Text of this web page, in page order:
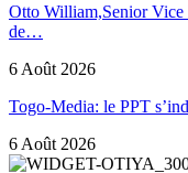
Otto William,Senior Vice
de…
6 Août 2026
Togo-Media: le PPT
6 Août 2026